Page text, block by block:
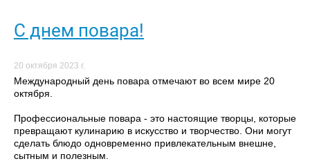
С днем повара!
20 октября 2023 г.
Международный день повара отмечают во всем мире 20
октября.
Профессиональные повара - это настоящие творцы, которые
превращают кулинарию в искусство и творчество. Они могут
сделать блюдо одновременно привлекательным внешне,
сытным и полезным.